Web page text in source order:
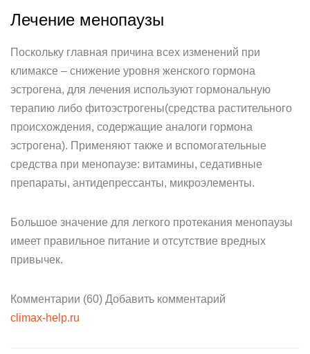
Лечение менопаузы
Поскольку главная причина всех изменений при
климаксе – снижение уровня женского гормона
эстрогена, для лечения используют гормональную
терапию либо фитоэстрогены(средства растительного
происхождения, содержащие аналоги гормона
эстрогена). Применяют также и вспомогательные
средства при менопаузе: витамины, седативные
препараты, антидепрессанты, микроэлементы.
Большое значение для легкого протекания менопаузы
имеет правильное питание и отсутствие вредных
привычек.
Комментарии (60) Добавить комментарий
climax-help.ru